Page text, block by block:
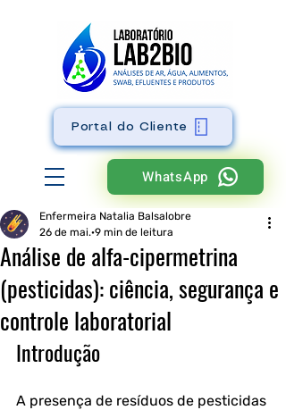
WhatsApp
Portal do Cliente
Análise de alfa-cipermetrina
(pesticidas): ciência, segurança e
controle laboratorial
Enfermeira Natalia Balsalobre
26 de mai. 9 min de leitura
Introdução
A presença de resíduos de pesticidas